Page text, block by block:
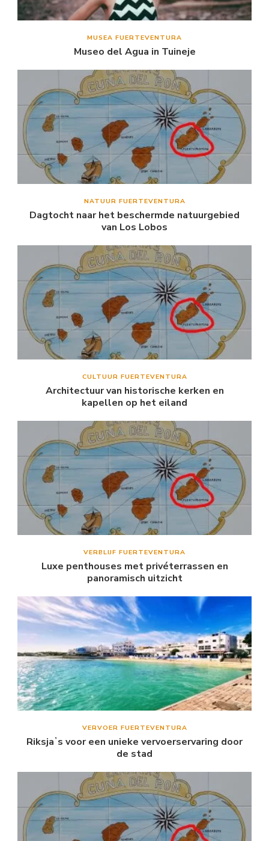
MUSEA FUERTEVENTURA
Museo del Agua in Tuineje
NATUUR FUERTEVENTURA
Dagtocht naar het beschermde natuurgebied
van Los Lobos
CULTUUR FUERTEVENTURA
Architectuur van historische kerken en
kapellen op het eiland
VERBLIJF FUERTEVENTURA
Luxe penthouses met privéterrassen en
panoramisch uitzicht
VERVOER FUERTEVENTURA
Riksjaʼs voor een unieke vervoerservaring door
de stad